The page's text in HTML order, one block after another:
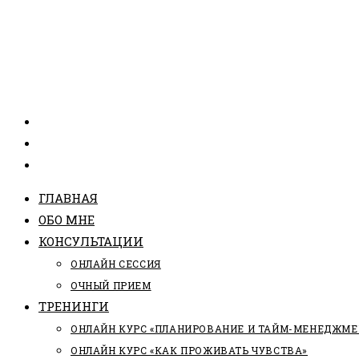
ГЛАВНАЯ
ОБО МНЕ
КОНСУЛЬТАЦИИ
ОНЛАЙН СЕССИЯ
ОЧНЫЙ ПРИЕМ
ТРЕНИНГИ
ОНЛАЙН КУРС «ПЛАНИРОВАНИЕ И ТАЙМ-
ОНЛАЙН КУРС «КАК ПРОЖИВАТЬ ЧУВСТВА»